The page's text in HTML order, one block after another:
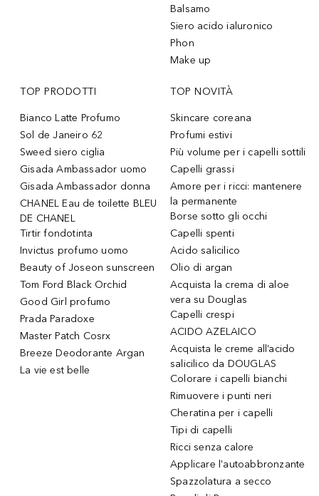
Balsamo
Siero acido ialuronico
Phon
Make up
TOP PRODOTTI
Bianco Latte Profumo
Sol de Janeiro 62
Sweed siero ciglia
Gisada Ambassador uomo
Gisada Ambassador donna
CHANEL Eau de toilette BLEU
DE CHANEL
Tirtir fondotinta
Invictus profumo uomo
Beauty of Joseon sunscreen
Tom Ford Black Orchid
Good Girl profumo
Prada Paradoxe
Master Patch Cosrx
Breeze Deodorante Argan
La vie est belle
TOP NOVITÀ
Skincare coreana
Profumi estivi
Più volume per i capelli sottili
Capelli grassi
Amore per i ricci: mantenere
la permanente
Borse sotto gli occhi
Capelli spenti
Acido salicilico
Olio di argan
Acquista la crema di aloe
vera su Douglas
Capelli crespi
ACIDO AZELAICO
Acquista le creme all’acido
salicilico da DOUGLAS
Colorare i capelli bianchi
Rimuovere i punti neri
Cheratina per i capelli
Tipi di capelli
Ricci senza calore
Applicare l'autoabbronzante
Spazzolatura a secco